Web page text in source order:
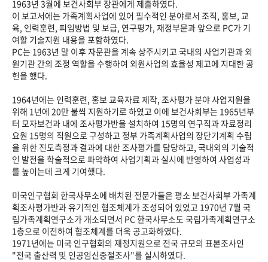
1963년 3월에 보건사회부 장관에게 제출하였다.
이 보고서에는 가족계획사업에 있어 필수적인 분야로서 조직, 홍보, 교
육, 인력훈련, 피임방법 및 보급, 연구평가, 재정부문과 앞으로 PC가 기
여할 기술지원 내용을 포함하였다.
PC는 1963년 말 이후 자문관을 계속 상주시키고 국내의 사업기관과 외
원기관 간의 조정 역할을 수행하여 외원사업의 효율성 제고에 지대한 공
헌을 했다.
1964년에는 인력훈련, 홍보 교육자료 제작, 조사평가 분야 사업지원을
위해 1년에 20만 불씩 지원하기로 하였고 이에 보건사회부는 1965년부
터 모자보건과 내에 조사평가반을 설치하여 15명의 연구직과 자료정리
요원 15명의 직원으로 구성하고 정부 가족계획사업의 장단기계획 수립
을 위한 진도측정과 결과에 대한 조사평가를 담당하고, 국내외의 기술적
인 발전을 학술적으로 파악하여 사업기획과 실시에 반영하여 사업성과
를 높이는데 크게 기여했다.
미국인구협회 한국사무소에 배치된 전문가들은 평소 보건사회부 가족계
획조사평가반과 유기적인 협조체계가 조성되어 있었고 1970년 7월 국
립가족계획연구소가 개소되면서 PC 한국사무소도 국립가족계획연구소
1층으로 이전하여 협조체계를 더욱 공고화하였다.
1971년에는 미국 인구협회의 재정지원으로 전국 규모의 표본조사인
"전국 출산력 및 인공임신중절조사"를 실시하였다.